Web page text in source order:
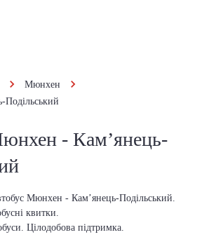
Мюнхен
- Кам’янець-
Мюнхен - Кам’янець-Подільський.
квитки.
Цілодобова підтримка.